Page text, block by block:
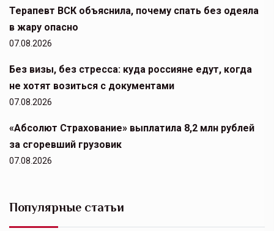
Терапевт ВСК объяснила, почему спать без одеяла
в жару опасно
07.08.2026
Без визы, без стресса: куда россияне едут, когда
не хотят возиться с документами
07.08.2026
«Абсолют Страхование» выплатила 8,2 млн рублей
за сгоревший грузовик
07.08.2026
Популярные статьи